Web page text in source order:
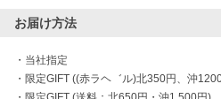
お届け方法
・ 当社指定
・ 限定GIFT ((赤ラヘ゛ル)北350円、沖